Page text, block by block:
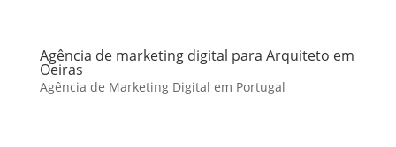
Agência de marketing digital para Arquiteto em
Oeiras
Agência de Marketing Digital em Portugal